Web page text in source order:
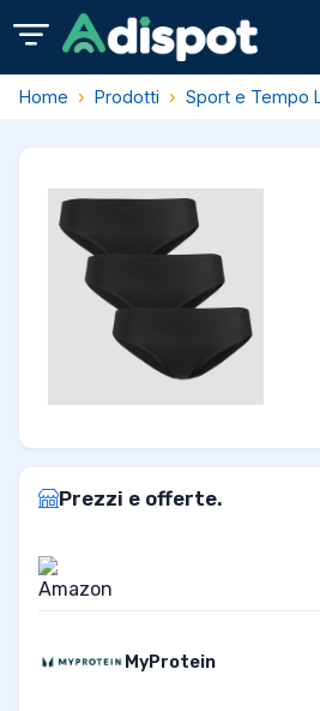
Home Prodotti Sport e Tempo
Prezzi e offerte.
MyProtein